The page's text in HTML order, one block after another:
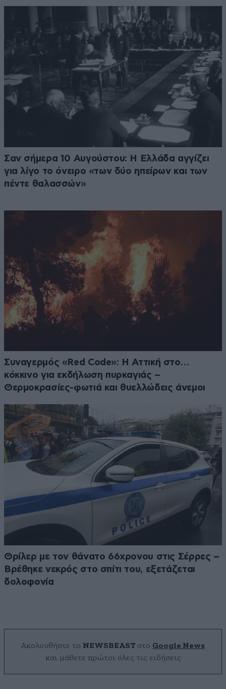
Σαν σήμερα 10 Αυγούστου: Η Ελλάδα αγγίζει
για λίγο το όνειρο «των δύο ηπείρων και των
πέντε θαλασσών»
Συναγερμός «Red Code»: Η Αττική στο…
κόκκινο για εκδήλωση πυρκαγιάς –
Θερμοκρασίες-φωτιά και θυελλώδεις άνεμοι
Θρίλερ με τον θάνατο 66χρονου στις Σέρρες –
Βρέθηκε νεκρός στο σπίτι του, εξετάζεται
δολοφονία
Ακολουθήστε το NEWSBEAST στο Google News
και μάθετε πρώτοι όλες τις ειδήσεις